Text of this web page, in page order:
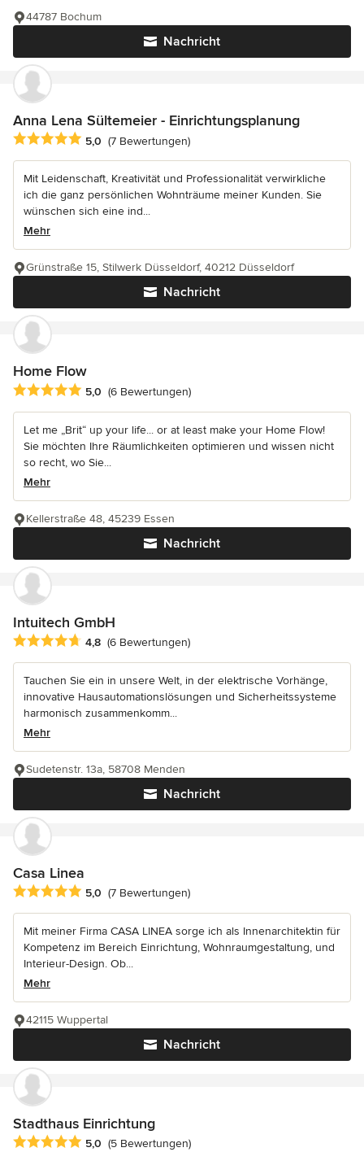
Nachricht
44787 Bochum
Anna Lena Sültemeier - Einrichtungsplanung
Durchschnittliche Bewertung: 5 von 5 Sternen
5,0 (7 Bewertungen)
Mit Leidenschaft, Kreativität und Professionalität verwirkliche
ich die ganz persönlichen Wohnträume meiner Kunden. Sie
wünschen sich eine ind...
Mehr
Nachricht
Grünstraße 15, Stilwerk Düsseldorf, 40212 Düsseldorf
Home Flow
Durchschnittliche Bewertung: 5 von 5 Sternen
5,0 (6 Bewertungen)
Let me „Brit“ up your life... or at least make your Home Flow!
Sie möchten Ihre Räumlichkeiten optimieren und wissen nicht
so recht, wo Sie...
Mehr
Nachricht
Kellerstraße 48, 45239 Essen
Intuitech GmbH
Durchschnittliche Bewertung: 4.8 von 5 Sternen
4,8 (6 Bewertungen)
Tauchen Sie ein in unsere Welt, in der elektrische Vorhänge,
innovative Hausautomationslösungen und Sicherheitssysteme
harmonisch zusammenkomm...
Mehr
Nachricht
Sudetenstr. 13a, 58708 Menden
Casa Linea
Durchschnittliche Bewertung: 5 von 5 Sternen
5,0 (7 Bewertungen)
Mit meiner Firma CASA LINEA sorge ich als Innenarchitektin für
Kompetenz im Bereich Einrichtung, Wohnraumgestaltung, und
Interieur-Design. Ob...
Mehr
Nachricht
42115 Wuppertal
Stadthaus Einrichtung
Durchschnittliche Bewertung: 5 von 5 Sternen
5,0 (5 Bewertungen)